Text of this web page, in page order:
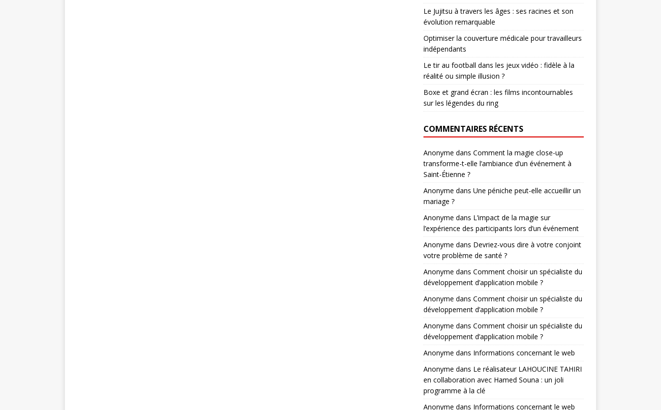
Le Jujitsu à travers les âges : ses racines et son
évolution remarquable
Optimiser la couverture médicale pour travailleurs
indépendants
Le tir au football dans les jeux vidéo : fidèle à la
réalité ou simple illusion ?
Boxe et grand écran : les films incontournables
sur les légendes du ring
COMMENTAIRES RÉCENTS
Anonyme dans Comment la magie close-up
transforme-t-elle l’ambiance d’un événement à
Saint-Étienne ?
Anonyme dans Une péniche peut-elle accueillir un
mariage ?
Anonyme dans L’impact de la magie sur
l’expérience des participants lors d’un événement
Anonyme dans Devriez-vous dire à votre conjoint
votre problème de santé ?
Anonyme dans Comment choisir un spécialiste du
développement d’application mobile ?
Anonyme dans Comment choisir un spécialiste du
développement d’application mobile ?
Anonyme dans Comment choisir un spécialiste du
développement d’application mobile ?
Anonyme dans Informations concernant le web
Anonyme dans Le réalisateur LAHOUCINE TAHIRI
en collaboration avec Hamed Souna : un joli
programme à la clé
Anonyme dans Informations concernant le web